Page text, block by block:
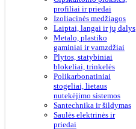
profiliai ir priedai
Izoliacinės medžiagos
Laiptai, langai ir jų dalys
Metalo, plastiko
gaminiai ir vamzdžiai
Plytos, statybiniai
blokeliai, trinkelės
Polikarbonatiniai
stogeliai, lietaus
nutekėjimo sistemos
Santechnika ir šildymas
Saulės elektrinės ir
priedai